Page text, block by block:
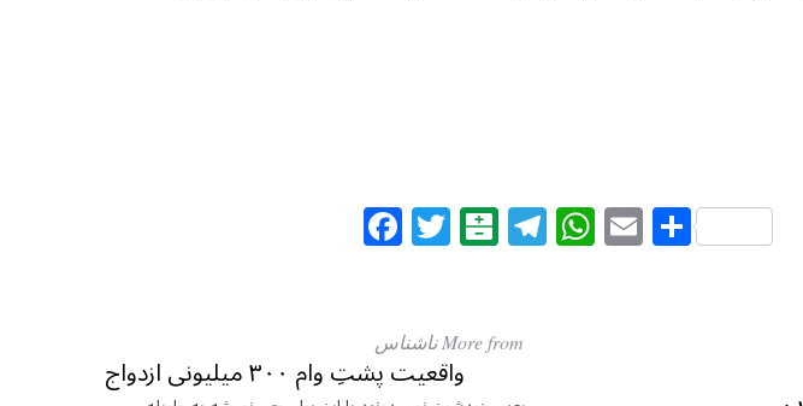
F
a
e
b
T
w
e
r
B
al
ar
T
el W
h E
m S
h
More from ناشناس
واقعیت پشتِ وام ۳۰۰ میلیونی ازدواج